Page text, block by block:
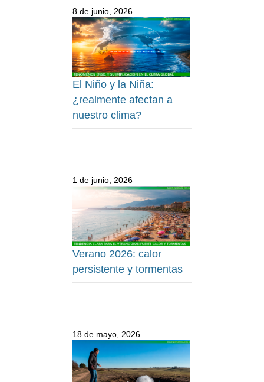
8 de junio, 2026
El Niño y la Niña:
¿realmente afectan a
nuestro clima?
1 de junio, 2026
Verano 2026: calor
persistente y tormentas
18 de mayo, 2026